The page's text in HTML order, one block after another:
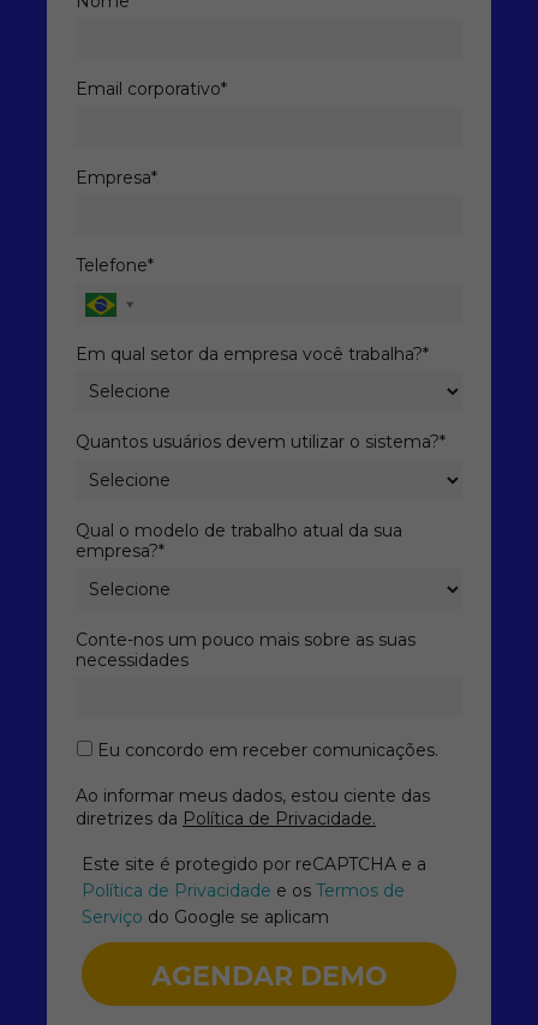
Email corporativo*
Empresa*
Telefone*
Em qual setor da empresa você trabalha?*
Quantos usuários devem utilizar o sistema?*
Qual o modelo de trabalho atual da sua
empresa?*
Conte-nos um pouco mais sobre as suas
necessidades
Eu concordo em receber comunicações.
Ao informar meus dados, estou ciente das
diretrizes da Política de Privacidade.
Este site é protegido por reCAPTCHA e a
Política de Privacidade e os Termos de
Serviço do Google se aplicam
AGENDAR DEMO